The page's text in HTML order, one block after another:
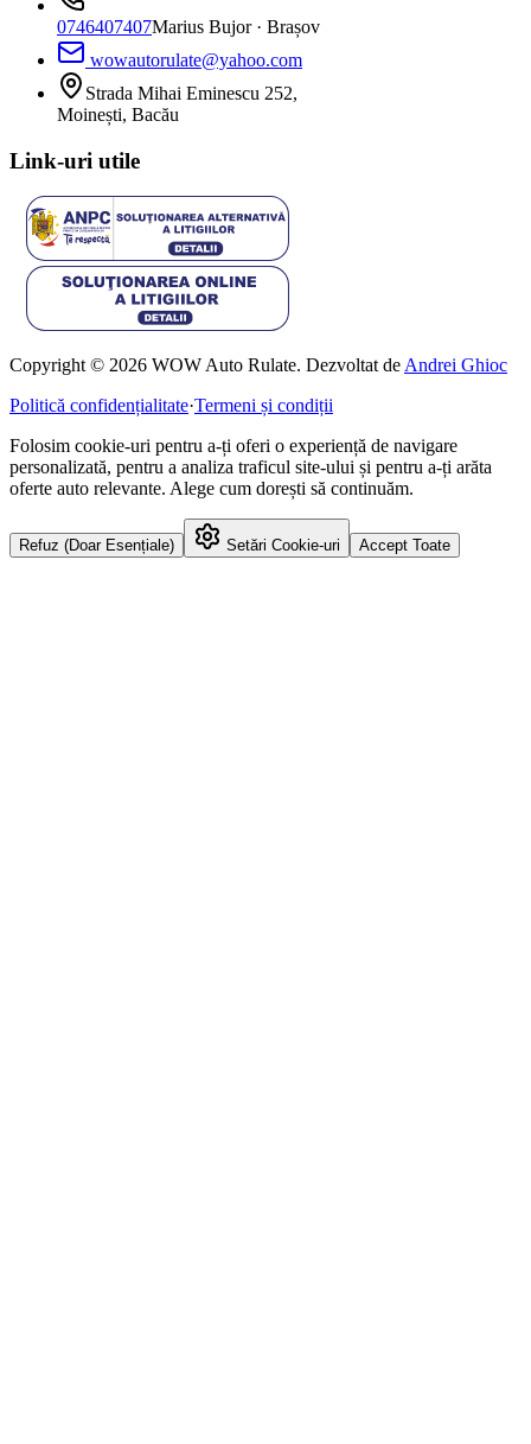
0746407407Marius Bujor · Brașov
wowautorulate@yahoo.com
Strada Mihai Eminescu 252,
Moinești, Bacău
Link-uri utile
Copyright © 2026 WOW Auto Rulate. Dezvoltat de Andrei Ghioc
Politică confidențialitate·Termeni și condiții
Folosim cookie-uri pentru a-ți oferi o experiență de navigare
personalizată, pentru a analiza traficul site-ului și pentru a-ți arăta
oferte auto relevante. Alege cum dorești să continuăm.
Refuz (Doar Esențiale) Setări Cookie-uri Accept Toate